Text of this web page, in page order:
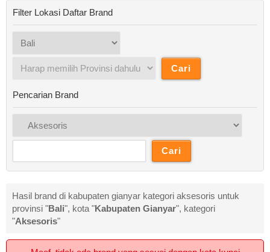
Filter Lokasi Daftar Brand
Pencarian Brand
Hasil brand di kabupaten gianyar kategori aksesoris untuk
provinsi "Bali", kota "Kabupaten Gianyar", kategori
"Aksesoris"